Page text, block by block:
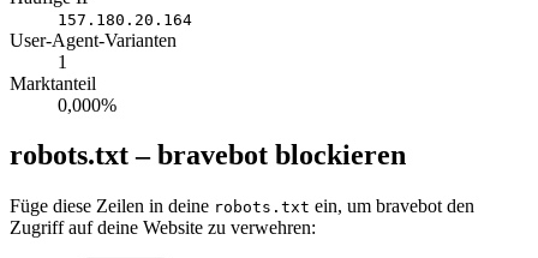
157.180.20.164
User-Agent-Varianten
1
Marktanteil
0,000%
robots.txt – bravebot blockieren
Füge diese Zeilen in deine robots.txt ein, um bravebot den
Zugriff auf deine Website zu verwehren: